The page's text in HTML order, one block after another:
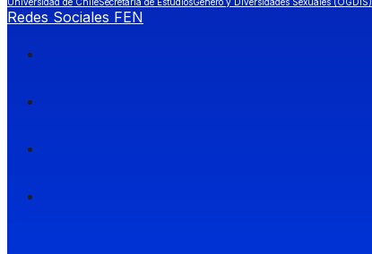
Universidad de ChileSecretaría de EstudiosGénero y Diversidades Sexuales (OGDIS)
Redes Sociales FEN